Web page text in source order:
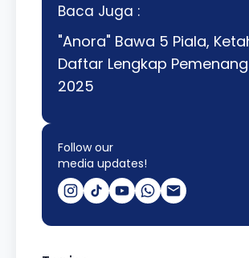
Baca Juga :
"Anora" Bawa 5 Piala,
Daftar Lengkap
2025
Follow our
media updates!